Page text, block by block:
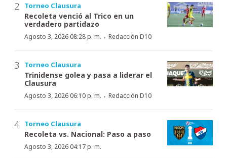
Torneo Clausura
Recoleta venció al Trico en un
verdadero partidazo
Agosto 3, 2026 08:28 p. m. · Redacción D10
Torneo Clausura
Trinidense golea y pasa a liderar el
Clausura
Agosto 3, 2026 06:10 p. m. · Redacción D10
Torneo Clausura
Recoleta vs. Nacional: Paso a paso
Agosto 3, 2026 04:17 p. m.